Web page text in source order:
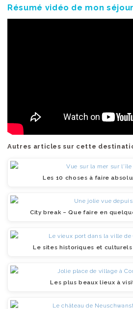
Résumé vidéo de mon
Autres articles sur cette
Les 10 choses à faire
City break – Que faire en
Le sites historiques et culturels
Les plus beaux lieux à